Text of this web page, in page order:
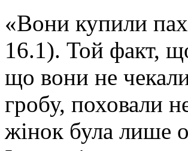
«Вони купили
16.1). Той факт,
що вони не
гробу, поховали
жінок була лише